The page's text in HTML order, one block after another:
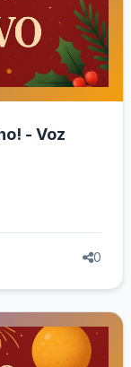
- Voz
0